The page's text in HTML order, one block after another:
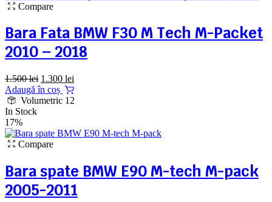
Compare
Bara Fata BMW F30 M Tech M-Packet
2010 – 2018
1.500lei Prețul
inițial
a
1.300 lei
curent
este:
Adaugă în coș
Volumetric 12
In Stock
17%
Compare
Bara spate BMW E90 M-tech M-pack
2005-2011